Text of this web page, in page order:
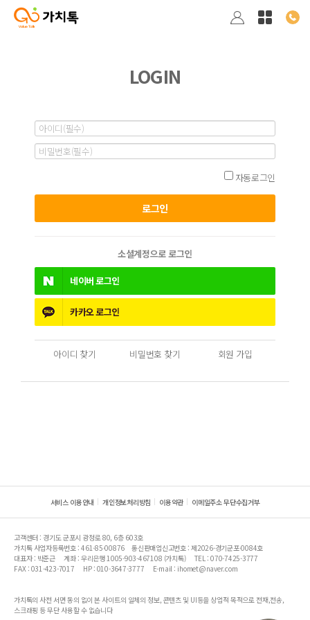
LOGIN
자동로그인
소셜계정으로 로그인
네이버로그인
카카오로그인
아이디 찾기 비밀번호 찾기 회원 가입
서비스 이용안내 개인정보처리방침 이용약관 이메일주소 무단수집거부
고객센터 : 경기도 군포시 광정로 80, 6층 603호
가치톡 사업자등록번호 : 461-85-00876
통신판매업신고번호 : 제2026-경기군포-0084호
대표자 : 박준근
계좌 : 우리은행 1005-903-467108 (가치톡)
TEL : 070-7425-3777
FAX : 031-423-7017
HP : 010-3647-3777 E-mail : ihomet@naver.com
가치톡의 사전 서면 동의 없이 본 사이트의 일체의 정보, 콘텐츠 및 UI등을 상업적 목적으로 전재,전송,
스크래핑 등 무단 사용할 수 없습니다